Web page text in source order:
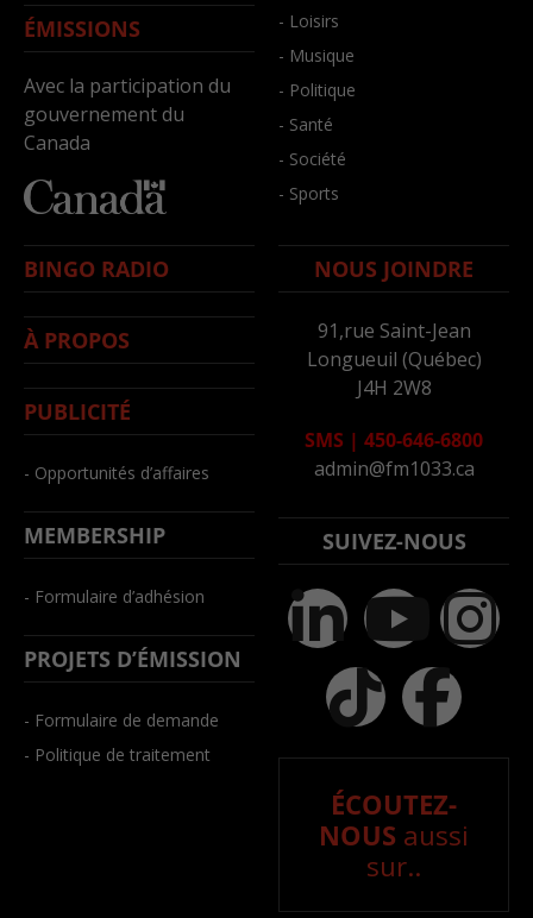
ÉMISSIONS
Avec la participation du
gouvernement du
Canada
- Loisirs
- Musique
- Politique
- Santé
- Société
- Sports
BINGO RADIO
À PROPOS
PUBLICITÉ
- Opportunités d’affaires
MEMBERSHIP
- Formulaire d’adhésion
PROJETS D’ÉMISSION
- Formulaire de demande
- Politique de traitement
NOUS JOINDRE
91,rue Saint-Jean
Longueuil (Québec)
J4H 2W8
SMS | 450-646-6800
admin@fm1033.ca
SUIVEZ-NOUS
ÉCOUTEZ-
NOUS aussi
sur..